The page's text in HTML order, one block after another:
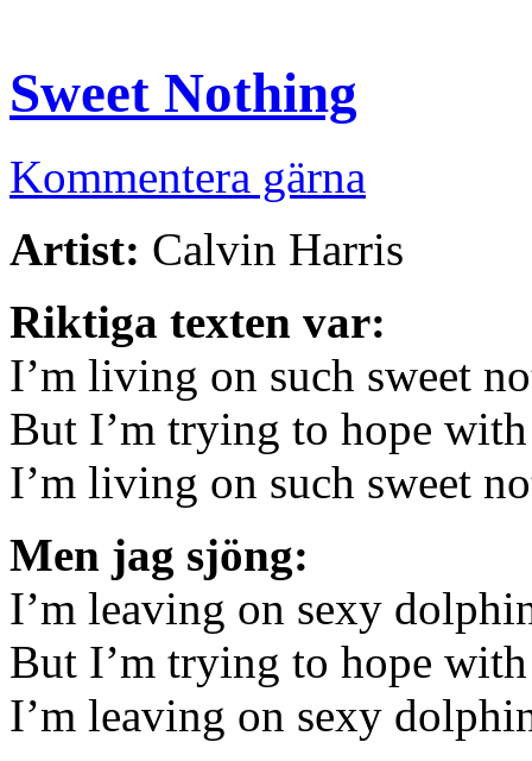
Sweet Nothing
Kommentera gärna
Artist: Calvin Harris
Riktiga texten var:
I’m living on such sweet
But I’m trying to hope
I’m living on such sweet
Men jag sjöng:
I’m leaving on sexy
But I’m trying to hope
I’m leaving on sexy